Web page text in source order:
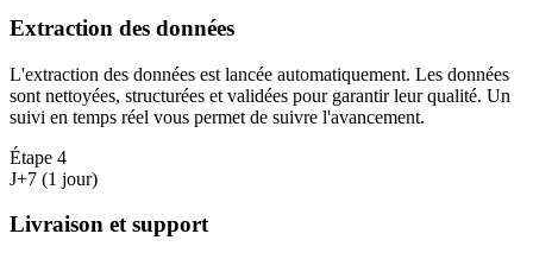
Extraction des données
L'extraction des données est lancée automatiquement. Les données
sont nettoyées, structurées et validées pour garantir leur qualité. Un
suivi en temps réel vous permet de suivre l'avancement.
Étape 4
J+7 (1 jour)
Livraison et support